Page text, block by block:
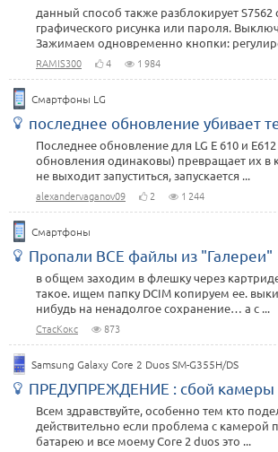
данный способ также разблокирует S7562
графического рисунка или пароля.
Зажимаем одновременно кнопки:
RAMIS300 4 1 984
Смартфоны LG
последнее обновление убивает
Последнее обновление для LG E 610 и
обновления одинаковы) превращает их в
не выходит запуститься, запускается ...
alexandervaganov09 2 1 244
Смартфоны
Пропали ВСЕ файлы из "Галереи"
в общем заходим в флешку через
такое. ищем папку DCIM копируем ее.
нибудь на ненадолгое сохранение… а с ...
СтасКокс 873
Samsung Galaxy Core 2 Duos SM-G355H/DS
ПРЕДУПРЕЖДЕНИЕ : сбой камеры
Всем здравствуйте, особенно тем кто
действительно если проблема с камерой
батарею и все моему Core 2 duos это ...